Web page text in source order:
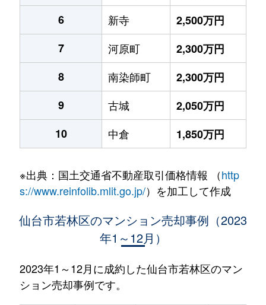
6
新寺
2,500万円
7
河原町
2,300万円
8
南染師町
2,300万円
9
古城
2,050万円
10
中倉 1,850万円
※出典：国土交通省不動産取引価格情報 （http
s://www.reinfolib.mlit.go.jp/）を加工して作成
仙台市若林区のマンション売却事例（2023
年1～12月）
2023年1～12月に成約した仙台市若林区のマン
ション売却事例です。